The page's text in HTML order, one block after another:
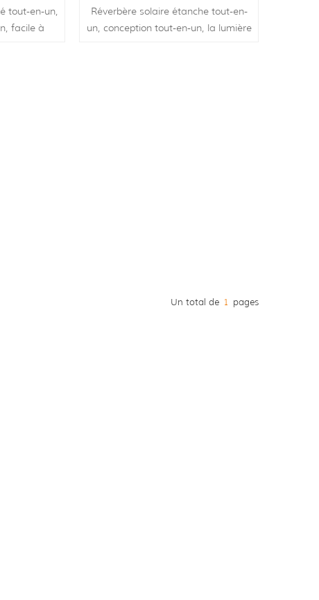
tout-en-un,
facile à
Réverbère solaire étanche tout-en-
un, conception tout-en-un, la lumière
Un total de 1 pages